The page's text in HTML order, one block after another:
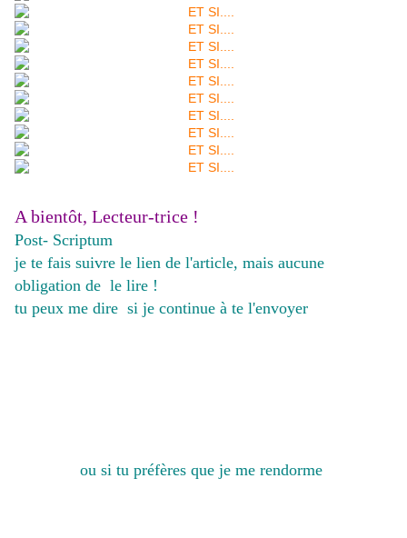
A bientôt, Lecteur-trice !
Post- Scriptum
je te fais suivre le lien de l'article, mais aucune
obligation de le lire !
tu peux me dire si je continue à te l'envoyer
ou si tu préfères que je me rendorme